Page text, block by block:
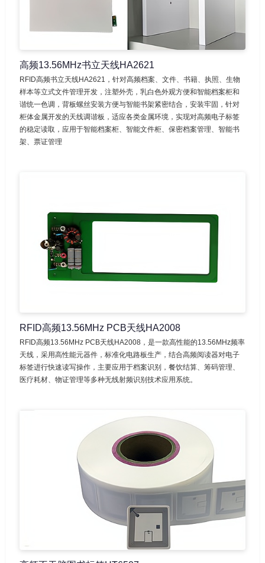
高频13.56MHz书立天线HA2621
RFID高频书立天线HA2621，针对高频档案、文件、书籍、执照、生物
样本等立式文件管理开发，注塑外壳，乳白色外观方便和智能档案柜和
谐统一色调，背板螺丝安装方便与智能书架紧密结合，安装牢固，针对
柜体金属开发的天线调谐板，适应各类金属环境，实现对高频电子标签
的稳定读取，应用于智能档案柜、智能文件柜、保密档案管理、智能书
架、票证管理
RFID高频13.56MHz PCB天线HA2008
RFID高频13.56MHz PCB天线HA2008，是一款高性能的13.56MHz频率
天线，采用高性能元器件，标准化电路板生产，结合高频阅读器对电子
标签进行快速读写操作，主要应用于档案识别，餐饮结算、筹码管理、
医疗耗材、物证管理等多种无线射频识别技术应用系统。